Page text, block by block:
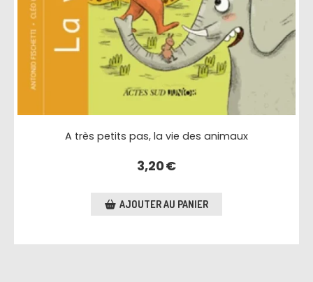
A très petits pas, la vie des animaux
3,20€
AJOUTER AU PANIER